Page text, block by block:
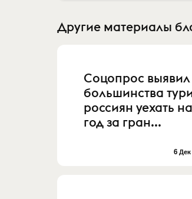
Другие материалы
Соцопрос
большинства
россиян уехать
год за гран...
6